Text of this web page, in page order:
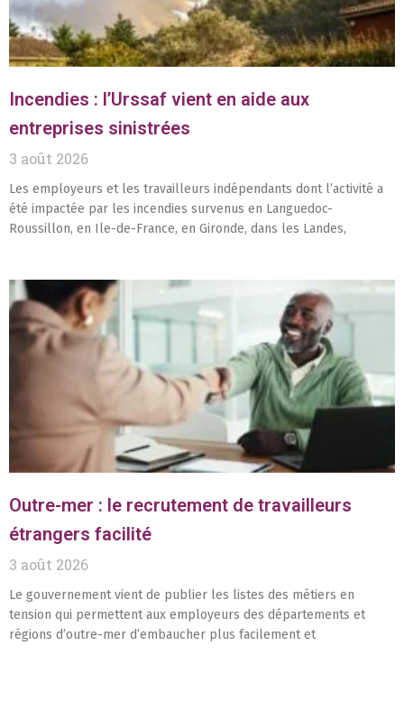
Incendies : l’Urssaf vient en aide aux
entreprises sinistrées
3 août 2026
Les employeurs et les travailleurs indépendants dont l’activité a
été impactée par les incendies survenus en Languedoc-
Roussillon, en Ile-de-France, en Gironde, dans les Landes,
Outre-mer : le recrutement de travailleurs
étrangers facilité
3 août 2026
Le gouvernement vient de publier les listes des métiers en
tension qui permettent aux employeurs des départements et
régions d’outre-mer d’embaucher plus facilement et